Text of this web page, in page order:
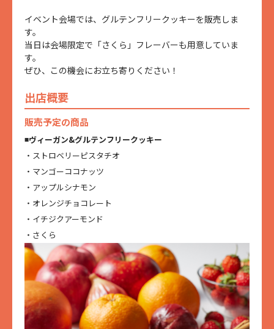
イベント会場では、グルテンフリークッキーを販売しま
す。
当日は会場限定で「さくら」フレーバーも用意していま
す。
ぜひ、この機会にお立ち寄りください！
出店概要
販売予定の商品
◾️ヴィーガン&グルテンフリークッキー
・ストロベリーピスタチオ
・マンゴーココナッツ
・アップルシナモン
・オレンジチョコレート
・イチジクアーモンド
・さくら